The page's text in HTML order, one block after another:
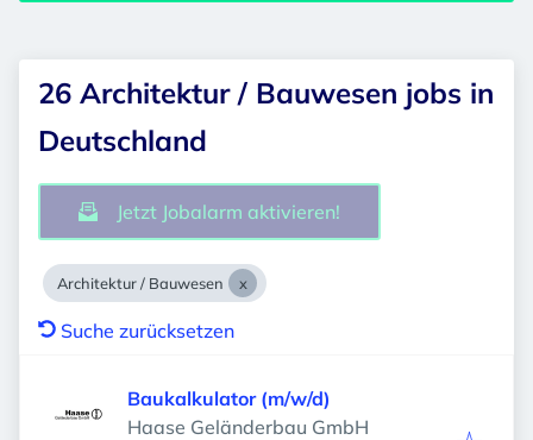
26 Architektur / Bauwesen jobs in
Deutschland
Jetzt Jobalarm aktivieren!
Architektur / Bauwesen
Suche zurücksetzen
Baukalkulator (m/w/d)
Haase Geländerbau GmbH